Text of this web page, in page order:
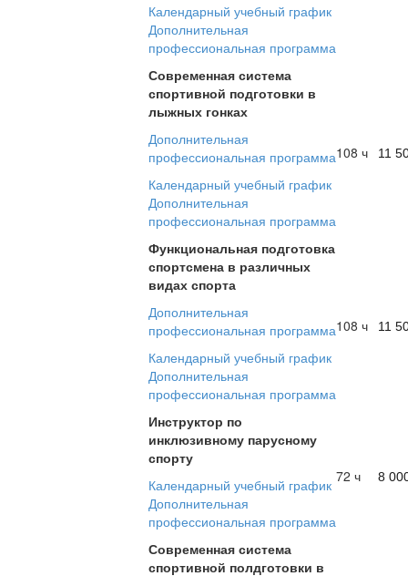
Календарный учебный график
Дополнительная
профессиональная программа
Современная система
спортивной подготовки в
лыжных гонках
Дополнительная
профессиональная программа
Календарный учебный график
Дополнительная
профессиональная программа
108 ч 11
Функциональная подготовка
спортсмена в различных
видах спорта
Дополнительная
профессиональная программа
Календарный учебный график
Дополнительная
профессиональная программа
108 ч 11
Инструктор по
инклюзивному парусному
спорту
Календарный учебный график
Дополнительная
профессиональная программа
72 ч 8
Современная система
спортивной полдготовки в